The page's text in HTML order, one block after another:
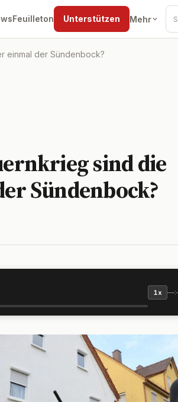
Feuilleton Unterstützen Mehr
einmal der Sündenbock?
sind die
Sündenbock?
1x